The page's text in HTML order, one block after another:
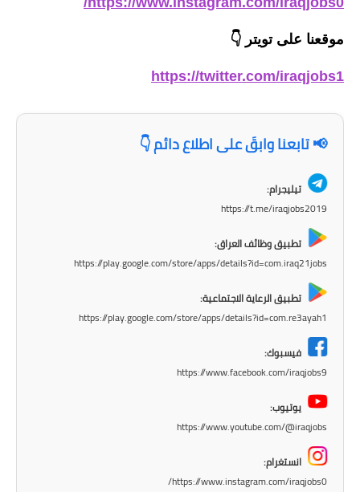
الجامعات
نتائج القبول المركزي
موقعنا على تويتر 👇
https://twitter.com/iraqjobs1
📢 تابعنا وابقَ على اطلاع دائم 👇
تيليجرام:
https://t.me/iraqjobs2019
تطبيق وظائف العراق:
https://play.google.com/store/apps/details?id=com.iraq21jobs
تطبيق الرعاية الاجتماعية:
https://play.google.com/store/apps/details?id=com.re3ayah1
فيسبوك:
https://www.facebook.com/iraqjobs9
يوتيوب:
https://www.youtube.com/@iraqjobs
انستغرام:
https://www.instagram.com/iraqjobs0/